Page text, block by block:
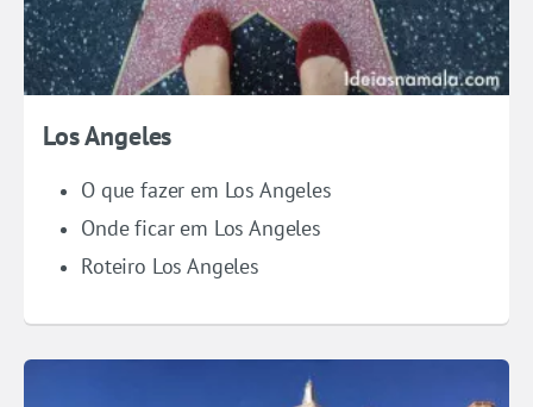
Los Angeles
O que fazer em Los Angeles
Onde ficar em Los Angeles
Roteiro Los Angeles